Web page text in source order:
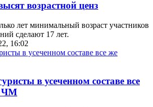
возрастной ценз
лет минимальный возраст участников
сделают 17 лет.
16:02
в усеченном составе все
ЧМ